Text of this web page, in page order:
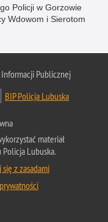
Policji w Gorzowie
Wdowom i Sierotom
Publicznej
BIP Policja Lubuska
materiał
Policja Lubuska.
z zasadami